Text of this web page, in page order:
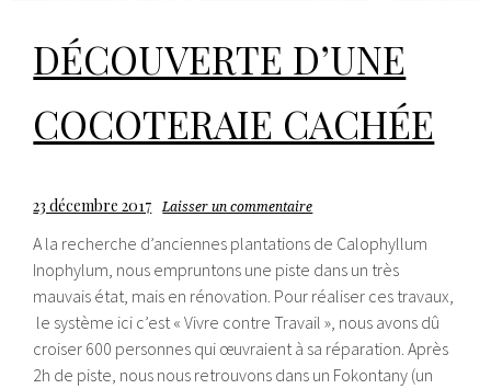
DÉCOUVERTE D’UNE
COCOTERAIE CACHÉE
23 décembre 2017 Laisser un commentaire
A la recherche d’anciennes plantations de Calophyllum
Inophylum, nous empruntons une piste dans un très
mauvais état, mais en rénovation. Pour réaliser ces travaux,
le système ici c’est « Vivre contre Travail », nous avons dû
croiser 600 personnes qui œuvraient à sa réparation. Après
2h de piste, nous nous retrouvons dans un Fokontany (un